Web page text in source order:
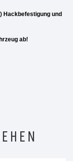
Hackbefestigung und
ab!